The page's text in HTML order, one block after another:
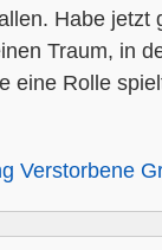
Habe jetzt
Traum, in
eine Rolle
Verstorbene